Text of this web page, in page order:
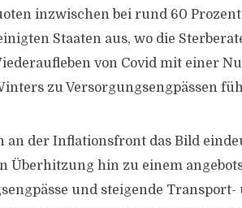
inzwischen bei rund 60
Staaten aus, wo die
von Covid mit einer
zu Versorgungsengpässen
an der Inflationsfront das Bild
Überhitzung hin zu einem
und steigende